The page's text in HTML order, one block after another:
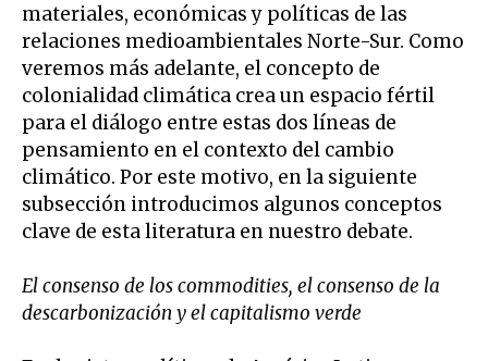
materiales, económicas y políticas de las
relaciones medioambientales Norte-Sur. Como
veremos más adelante, el concepto de
colonialidad climática crea un espacio fértil
para el diálogo entre estas dos líneas de
pensamiento en el contexto del cambio
climático. Por este motivo, en la siguiente
subsección introducimos algunos conceptos
clave de esta literatura en nuestro debate.
El consenso de los commodities, el consenso de la
descarbonización y el capitalismo verde